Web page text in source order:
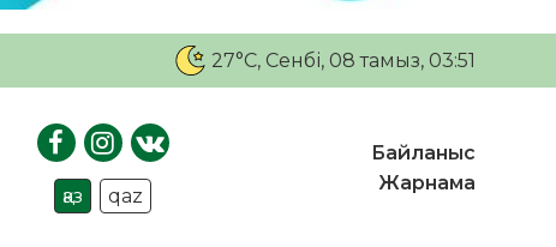
27°C, Сенбі, 08 тамыз, 03:51
қаз qaz
Байланыс
Жарнама